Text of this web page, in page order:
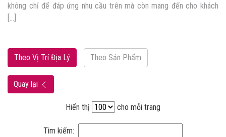
không chỉ để đáp ứng nhu cầu trên mà còn mang đến cho khách
Theo Vị Trí Địa Lý Theo Sản Phẩm
Quay lại
Hiển thị cho mỗi trang
Tìm kiếm: